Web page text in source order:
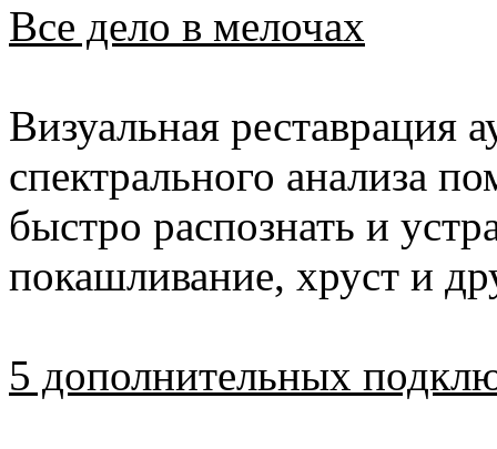
Все дело в мелочах
Визуальная реставрация
спектрального анализа
быстро распознать и
покашливание, хруст и
5 дополнительных